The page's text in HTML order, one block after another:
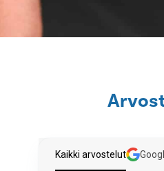
Kaikki arvostelut